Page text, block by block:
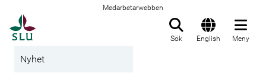
Medarbetarwebben
Sök English Meny
Nyhet